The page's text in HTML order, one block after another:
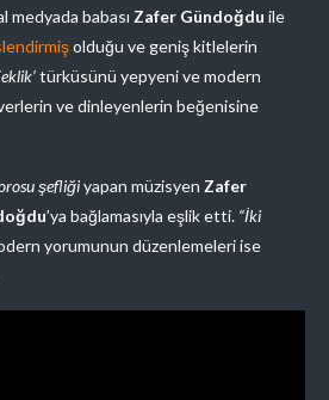
medyada babası Zafer Gündoğdu ile
olduğu ve geniş kitlelerin
türküsünü yepyeni ve modern
ve dinleyenlerin beğenisine
şefliğiyapan müzisyen Zafer
’ya bağlamasıyla eşlik etti. “İki
yorumunun düzenlemeleri ise